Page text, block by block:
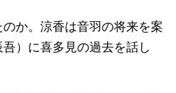
か。涼香は音羽の将来を案
）に喜多見の過去を話し